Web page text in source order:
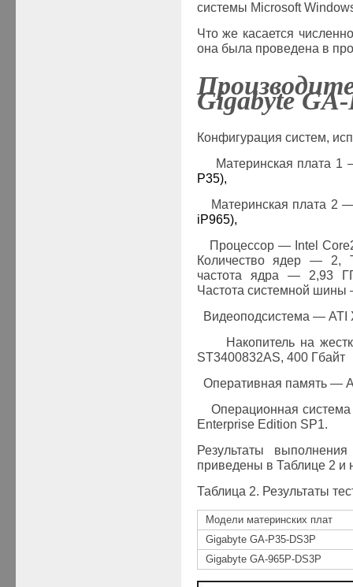
системы Microsoft
Что же касается
она была проведена в
Gigabyte GA-
Конфигурация систем,
Материнская плата
P35),
Материнская плата 2
iP965),
Процессор — Intel Core
Количество ядер
— 2,
частота ядра
— 2,93
Частота системной шины
Видеоподсистема — ATI
Накопитель на
ST3400832AS, 400 Гбайт
Оперативная память —
Операционная система
Enterprise Edition SP1.
Результаты
приведены в Таблице 2 и
Таблица 2. Результаты
Модели материнских плат
Gigabyte GA-P35-DS3P
Gigabyte GA-965P-DS3P